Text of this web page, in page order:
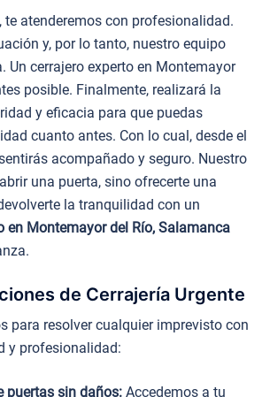
te atenderemos con profesionalidad.
y, por lo tanto, nuestro equipo
Un cerrajero experto en Montemayor
posible. Finalmente, realizará la
y eficacia para que puedas
cuanto antes. Con lo cual, desde el
acompañado y seguro. Nuestro
una puerta, sino ofrecerte una
la tranquilidad con un
en Montemayor del Río, Salamanca
de Cerrajería Urgente
para resolver cualquier imprevisto con
y profesionalidad:
puertas sin daños: Accedemos a tu